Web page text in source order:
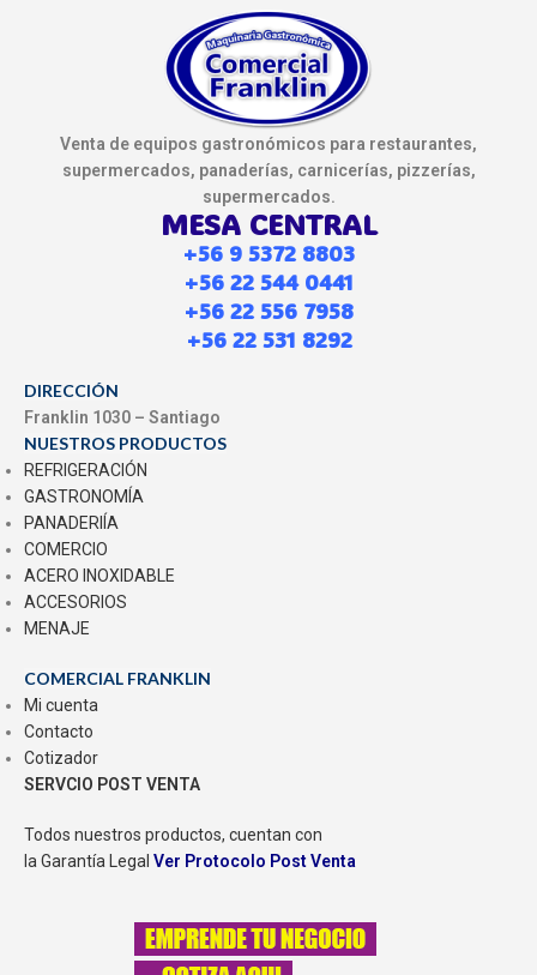
Venta de equipos gastronómicos para restaurantes,
supermercados, panaderías, carnicerías, pizzerías,
supermercados.
MESA CENTRAL
+56 9 5372 8803
+56 22 544 0441
+56 22 556 7958
+56 22 531 8292
DIRECCIÓN
Franklin 1030 – Santiago
NUESTROS PRODUCTOS
REFRIGERACIÓN
GASTRONOMÍA
PANADERIÍA
COMERCIO
ACERO INOXIDABLE
ACCESORIOS
MENAJE
COMERCIAL FRANKLIN
Mi cuenta
Contacto
Cotizador
SERVCIO POST VENTA
Todos nuestros productos, cuentan con
la Garantía Legal Ver Protocolo Post Venta